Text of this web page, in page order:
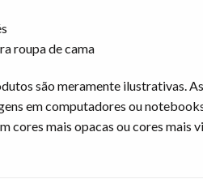
roupa de cama
são meramente ilustrativas.
em computadores ou
cores mais opacas ou cores